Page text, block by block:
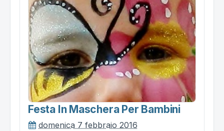
Festa In Maschera Per Bambini
domenica 7 febbraio 2016